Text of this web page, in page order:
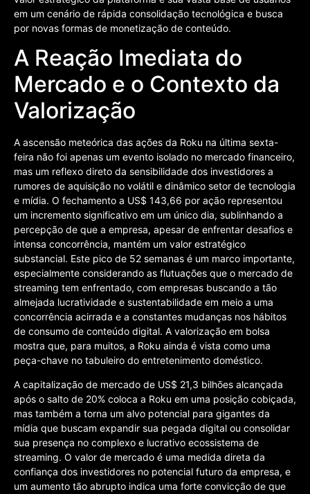
em um cenário de rápida consolidação tecnológica e busca
por novas formas de monetização de conteúdo.
A Reação Imediata do
Mercado e o Contexto da
Valorização
A ascensão meteórica das ações da Roku na última sexta-
feira não foi apenas um evento isolado no mercado financeiro,
mas um reflexo direto da sensibilidade dos investidores a
rumores de aquisição no volátil e dinâmico setor de tecnologia
e mídia. O fechamento a US$ 143,66 por ação representou
um incremento significativo em um único dia, sublinhando a
percepção de que a empresa, apesar de enfrentar desafios e
intensa concorrência, mantém um valor estratégico
substancial. Este pico de 52 semanas é um marco importante,
especialmente considerando as flutuações que o mercado de
streaming tem enfrentado, com empresas buscando a tão
almejada lucratividade e sustentabilidade em meio a uma
concorrência acirrada e a constantes mudanças nos hábitos
de consumo de conteúdo digital. A valorização em bolsa
mostra que, para muitos, a Roku ainda é vista como uma
peça-chave no tabuleiro do entretenimento doméstico.
A capitalização de mercado de US$ 21,3 bilhões alcançada
após o salto de 20% coloca a Roku em uma posição cobiçada,
mas também a torna um alvo potencial para gigantes da
mídia que buscam expandir sua pegada digital ou consolidar
sua presença no complexo e lucrativo ecossistema de
streaming. O valor de mercado é uma medida direta da
confiança dos investidores no potencial futuro da empresa, e
um aumento tão abrupto indica uma forte convicção de que